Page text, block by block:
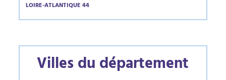
LOIRE-ATLANTIQUE 44
Villes du département